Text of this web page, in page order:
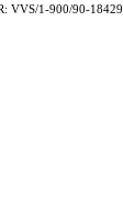
VVS/1-900/90-18429